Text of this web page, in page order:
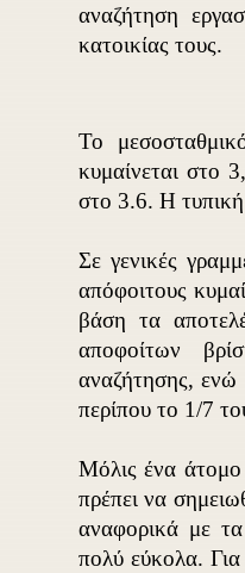
αναζήτηση
κατοικίας τους.
Το
κυμαίνεται στο
στο 3.6. Η
Σε γενικές
απόφοιτους
βάση τα
αποφοίτων
αναζήτησης, ενώ
περίπου το 1/7
Μόλις ένα
πρέπει να
αναφορικά με τα
πολύ εύκολα. Για